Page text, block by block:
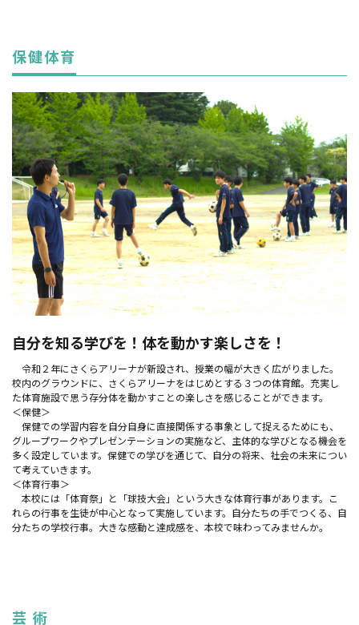
保健体育
自分を知る学びを！体を動かす楽しさを！
令和２年にさくらアリーナが新設され、授業の幅が大きく広がりました。
校内のグラウンドに、さくらアリーナをはじめとする３つの体育館。充実し
た体育施設で思う存分体を動かすことの楽しさを感じることができます。
＜保健＞
保健での学習内容を自分自身に直接関係する事象として捉えるためにも、
グループワークやプレゼンテーションの実施など、主体的な学びとなる機会を
多く設定しています。保健での学びを通じて、自分の将来、社会の未来につい
て考えていきます。
＜体育行事＞
本校には「体育祭」と「球技大会」という大きな体育行事があります。こ
れらの行事を生徒が中心となって実施しています。自分たちの手でつくる、自
分たちの学校行事。大きな感動と達成感を、本校で味わってみませんか。
芸 術